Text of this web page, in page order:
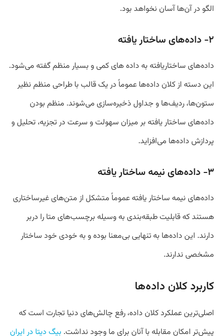
الگو در آن‌ها آسان نخواهد بود.
۲- داده‌های ساختار یافته
داده‌های ساختاریافته به داده های کمی و بسیار منظم گفته می‌شود.
این دسته از کلان داده‌ها عموماً در یک قالب با طراحی منظم نظیر
ستون‌ها، ردیف‌ها و جداول ذخیره‌سازی می‌شوند. منظم بودن
داده‌های ساختار یافته بر میزان سهولت و سرعت در تجزیه، تحلیل و
پردازش داده‌ها می‌افزاید.
۳- داده‌های نیمه ساختار یافته
داده‌های نیمه ساختار یافته عموماً متشکل از متن‌های غیر‌ساختاری
هستند که قابلیت طبقه‌بندی به وسیله بر‌چسب‌های متا را دربر
دارند. این داده‌ها به تنهایی بی‌معنا بوده و به خودی خود ساختار
مشخصی ندارند.
کاربرد کلان داده‌ها
اصلی‌ترین عملکرد کلان داده، رفع چالش‌های دنیا تجارت است که
پیش‌تر امکان مقابله با آنان برای ما وجود نداشت. بیگ دیتا در ایران